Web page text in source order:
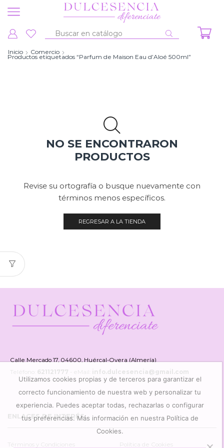
Entrada
búsqueda
Inicio Comercio
Productos etiquetados “Parfum de Maison Eau d’Aloé 500ml”
NO SE ENCONTRARON
PRODUCTOS
Revise su ortografía o busque nuevamente con
términos menos específicos.
REGRESAR A LA TIENDA
Calle Mercado 17, 04600, Huércal-Overa (Almería)
Teléfono: 621121777 info.dulcesencia@gmail.com
ENLACES DE INTERÉS
Términos y Condiciones Política de Cookies
Utilizamos cookies propias y de terceros para garantizar el
correcto funcionamiento de nuestra web y personalizar tu
experiencia. Puedes aceptar todas, rechazarlas o configurar
tus preferencias. Más información en nuestra Política de
Cookies.